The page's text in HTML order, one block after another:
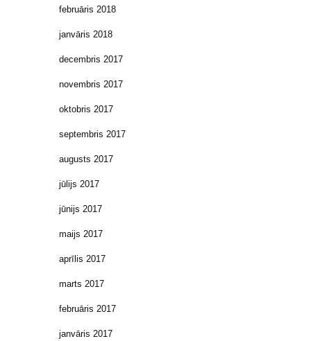
februāris 2018
janvāris 2018
decembris 2017
novembris 2017
oktobris 2017
septembris 2017
augusts 2017
jūlijs 2017
jūnijs 2017
maijs 2017
aprīlis 2017
marts 2017
februāris 2017
janvāris 2017